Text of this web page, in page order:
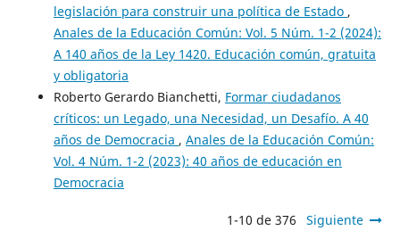
legislación para construir una política de Estado ,
Anales de la Educación Común: Vol. 5 Núm. 1-2 (2024):
A 140 años de la Ley 1420. Educación común, gratuita
y obligatoria
Roberto Gerardo Bianchetti, Formar ciudadanos
críticos: un Legado, una Necesidad, un Desafío. A 40
años de Democracia , Anales de la Educación Común:
Vol. 4 Núm. 1-2 (2023): 40 años de educación en
Democracia
1-10 de 376 Siguiente